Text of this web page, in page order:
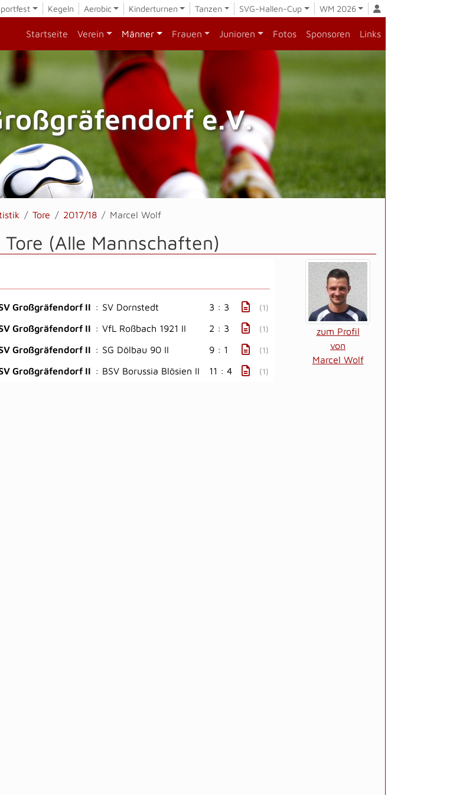
Kegeln Aerobic Kinderturnen Tanzen SVG-Hallen-Cup WM 2026
Startseite Verein Männer Frauen Junioren Fotos Sponsoren Links
e.V.
Tore 2017/18 Marcel Wolf
(Alle Mannschaften)
zum Profil
von
Marcel Wolf
Großgräfendorf II : SV Dornstedt 3 : 3 (1)
Großgräfendorf II : VfL Roßbach 1921 II 2 : 3 (1)
Großgräfendorf II : SG Dölbau 90 II 9 : 1 (1)
Großgräfendorf II : BSV Borussia Blösien II 11 : 4 (1)